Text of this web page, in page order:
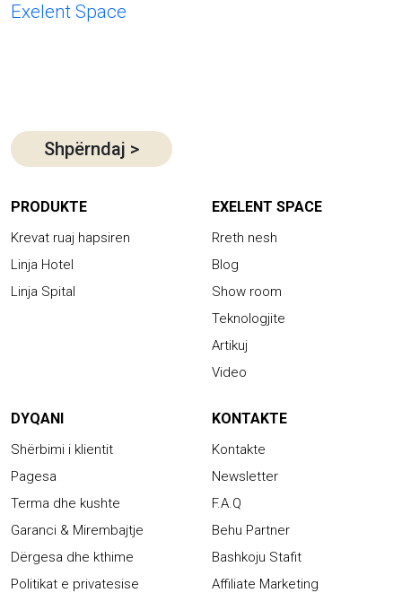
Exelent Space
Shpërndaj >
PRODUKTE
Krevat ruaj hapsiren
Linja Hotel
Linja Spital
EXELENT SPACE
Rreth nesh
Blog
Show room
Teknologjite
Artikuj
Video
DYQANI
Shërbimi i klientit
Pagesa
Terma dhe kushte
Garanci & Mirembajtje
Dërgesa dhe kthime
Politikat e privatesise
KONTAKTE
Kontakte
Newsletter
F.A.Q
Behu Partner
Bashkoju Stafit
Affiliate Marketing